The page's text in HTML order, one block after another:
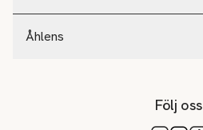
Åhlens
Följ oss